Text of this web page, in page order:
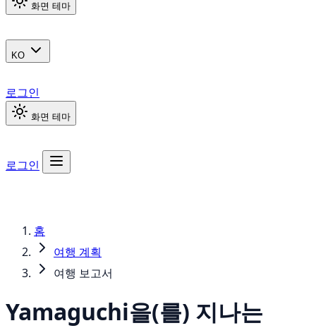
화면 테마
KO
로그인
화면 테마
로그인
홈
여행 계획
여행 보고서
Yamaguchi을(를) 지나는